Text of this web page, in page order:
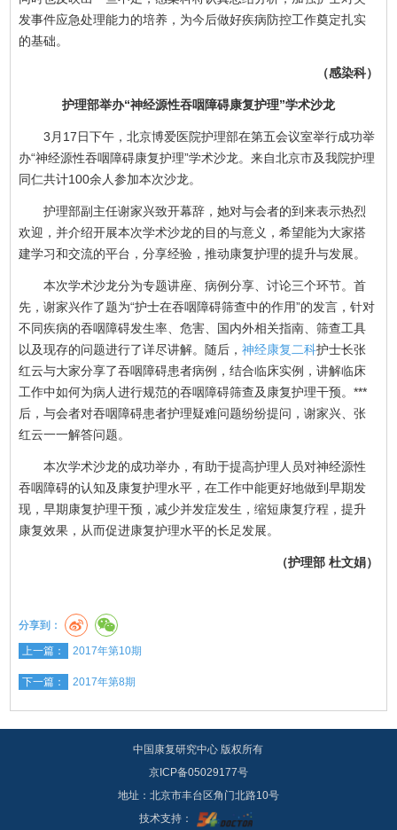
发事件应急处理能力的培养，为今后做好疾病防控工作奠定扎实
的基础。
（感染科）
护理部举办“神经源性吞咽障碍康复护理”学术沙龙
3月17日下午，北京博爱医院护理部在第五会议室举行成功举
办“神经源性吞咽障碍康复护理”学术沙龙。来自北京市及我院护理
同仁共计100余人参加本次沙龙。
护理部副主任谢家兴致开幕辞，她对与会者的到来表示热烈
欢迎，并介绍开展本次学术沙龙的目的与意义，希望能为大家搭
建学习和交流的平台，分享经验，推动康复护理的提升与发展。
本次学术沙龙分为专题讲座、病例分享、讨论三个环节。首
先，谢家兴作了题为“护士在吞咽障碍筛查中的作用”的发言，针对
不同疾病的吞咽障碍发生率、危害、国内外相关指南、筛查工具
以及现存的问题进行了详尽讲解。随后，神经康复二科护士长张
红云与大家分享了吞咽障碍患者病例，结合临床实例，讲解临床
工作中如何为病人进行规范的吞咽障碍筛查及康复护理干预。***
后，与会者对吞咽障碍患者护理疑难问题纷纷提问，谢家兴、张
红云一一解答问题。
本次学术沙龙的成功举办，有助于提高护理人员对神经源性
吞咽障碍的认知及康复护理水平，在工作中能更好地做到早期发
现，早期康复护理干预，减少并发症发生，缩短康复疗程，提升
康复效果，从而促进康复护理水平的长足发展。
（护理部 杜文娟）
分享到：
上一篇： 2017年第10期
下一篇： 2017年第8期
中国康复研究中心 版权所有
京ICP备05029177号
地址：北京市丰台区角门北路10号
技术支持：